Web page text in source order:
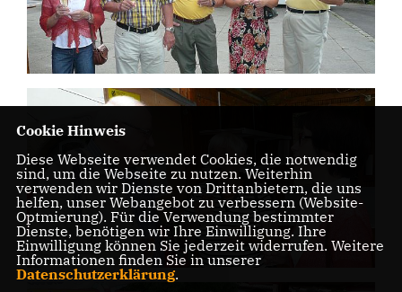
Cookie Hinweis
Diese Webseite verwendet Cookies, die notwendig
sind, um die Webseite zu nutzen. Weiterhin
verwenden wir Dienste von Drittanbietern, die uns
helfen, unser Webangebot zu verbessern (Website-
Optmierung). Für die Verwendung bestimmter
Dienste, benötigen wir Ihre Einwilligung. Ihre
Einwilligung können Sie jederzeit widerrufen. Weitere
Informationen finden Sie in unserer
Datenschutzerklärung.